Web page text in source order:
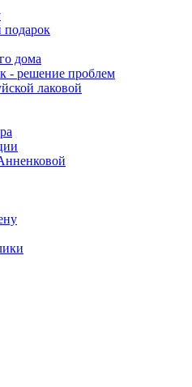
дома
- решение проблем
лаковой